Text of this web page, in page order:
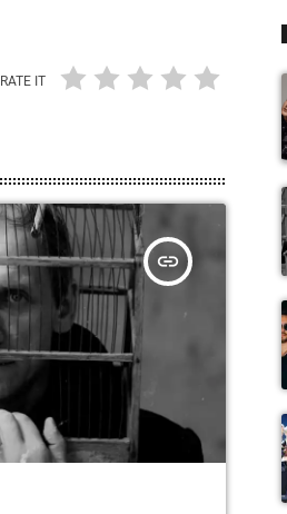
RATE IT
insert_link